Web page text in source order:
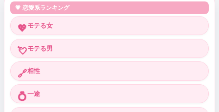
💗 恋愛系ランキング
💖 モテる女
💘モテる男
🔗相性
💍一途